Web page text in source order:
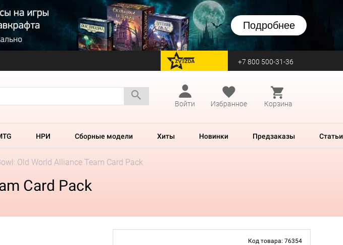
Подробнее
перейти на Zvezda +7 800 500-31-36
Войти
Избранное Корзина
НРИ Сборные модели Хиты Новинки Предзаказы Статьи
Old World Alliance Team Card Pack
Card Pack
Код товара: 76354